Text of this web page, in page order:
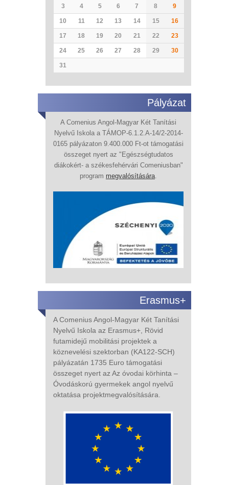
3 4 5 6 7 8 9
10 11 12 13 14 15 16
17 18 19 20 21 22 23
24 25 26 27 28 29 30
31
Pályázat
A Comenius Angol-Magyar Két Tanítási
Nyelvű Iskola a TÁMOP-6.1.2.A-14/2-2014-
0165 pályázaton 9.400.000 Ft-ot támogatási
összeget nyert az "Egészségtudatos
diákokért- a székesfehérvári Comeniusban"
program megvalósítására.
Erasmus+
A Comenius Angol-Magyar Két Tanítási
Nyelvű Iskola az Erasmus+, Rövid
futamidejű mobilitási projektek a
köznevelési szektorban (KA122-SCH)
pályázatán 1735 Euro támogatási
összeget nyert az Az óvodai körhinta –
Óvodáskorú gyermekek angol nyelvű
oktatása projektmegvalósítására.